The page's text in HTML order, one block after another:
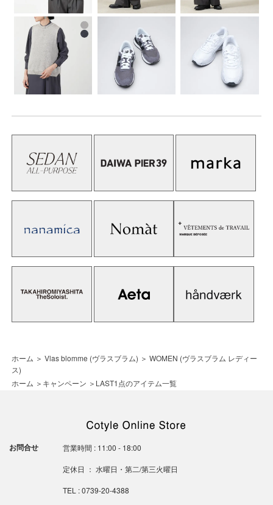
ホーム ＞ Vlas blomme (ヴラスブラム) ＞ WOMEN (ヴラスブラム レディー
ス)
ホーム ＞ キャンペーン ＞ LAST1点のアイテム一覧
お問合せ 営業時間 : 11:00 - 18:00
定休日 ： 水曜日・第二/第三火曜日
TEL : 0739-20-4388